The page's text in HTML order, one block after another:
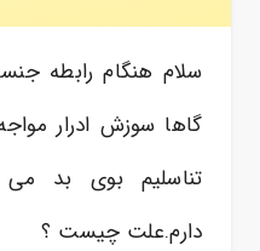
سلام هنگام رابطه
گاها سوزش ادرار
تناسلیم بوی بد
دارم.علت چیست ؟